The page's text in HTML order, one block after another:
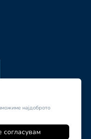
најдоброто
согласувам